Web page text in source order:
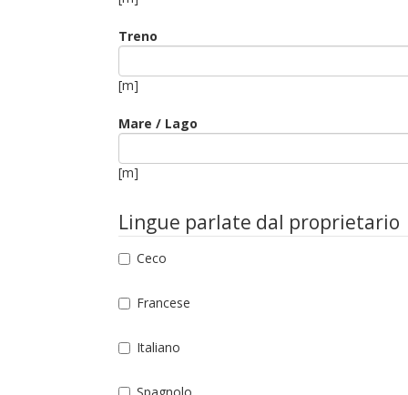
Treno
[m]
Mare / Lago
[m]
Lingue parlate dal proprietario
Ceco
Francese
Italiano